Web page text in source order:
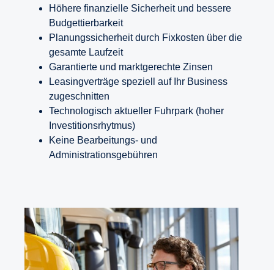
trägt während des Leasing-Zeitraums die Kosten für
Wartung, Steuern und Versicherung.
Vorteile
• Kein Restwertrisiko
• Vorhersehbarer Cashflow und damit verbundene
Vorteile aufgrund von monatlichen Fixkosten
• Die monatlichen Zahlungen werden aus
betrieblichen Erträgen geleistet und können von
steuerpflichtigen Gewinnen abgesetzt werden.
Vorteile
Vorteile
Höhere finanzielle Sicherheit und bessere
Budgettierbarkeit
Planungssicherheit durch Fixkosten über die
gesamte Laufzeit
Garantierte und marktgerechte Zinsen
Leasingverträge speziell auf Ihr Business
zugeschnitten
Technologisch aktueller Fuhrpark (hoher
Investitionsrhytmus)
Keine Bearbeitungs- und
Administrationsgebühren